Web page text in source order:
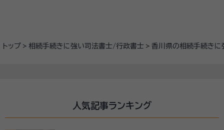
トップ 相続手続きに強い司法書士/行政書士 香川県の相続手続き
人気記事ランキング